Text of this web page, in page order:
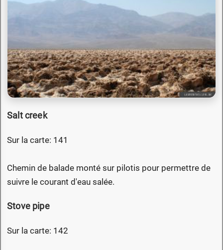
Salt creek
Sur la carte: 141
Chemin de balade monté sur pilotis pour permettre de
suivre le courant d'eau salée.
Stove pipe
Sur la carte: 142